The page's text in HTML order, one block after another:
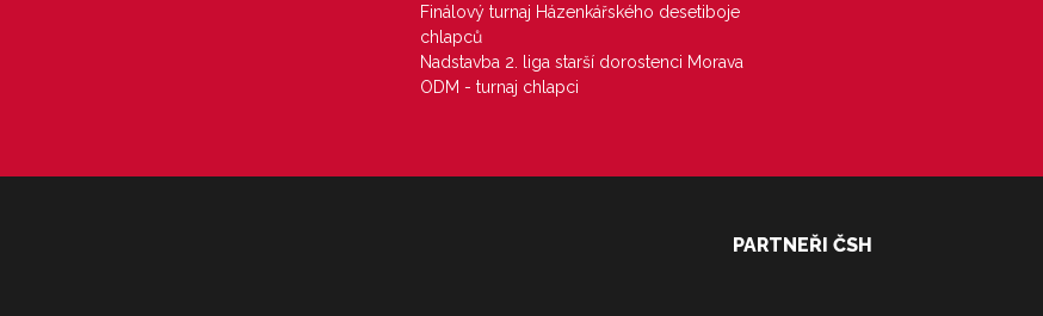
Finálový turnaj Házenkářského desetiboje
chlapců
Nadstavba 2. liga starší dorostenci Morava
ODM - turnaj chlapci
PARTNEŘI ČSH